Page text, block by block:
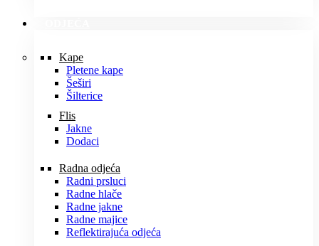
Kape
Pletene kape
Šeširi
Šilterice
Flis
Jakne
Dodaci
Radna odjeća
Radni prsluci
Radne hlače
Radne jakne
Radne majice
Reflektirajuća odjeća